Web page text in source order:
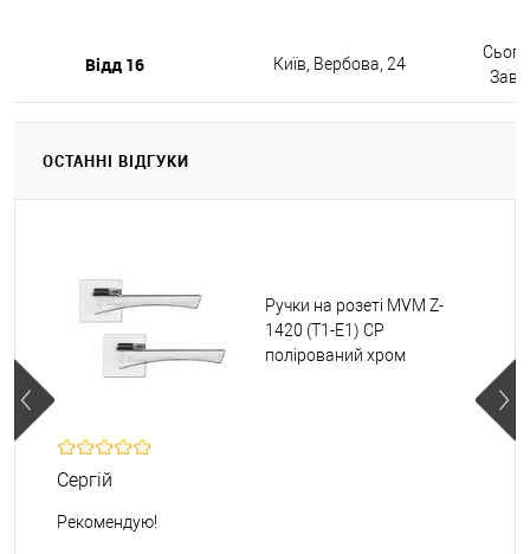
Відд 16 Київ, Вербова, 24
ОСТАННІ ВІДГУКИ
Ручки на розеті MVM Z-
1420 (T1-E1) CP
полірований хром
Сергій
Рекомендую!